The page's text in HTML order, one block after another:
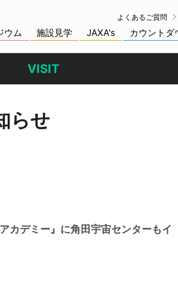
よくあるご質問
ウム 施設見学 JAXA's カウントダ
VISIT
らせ
カデミー』に角田宇宙センターもイ